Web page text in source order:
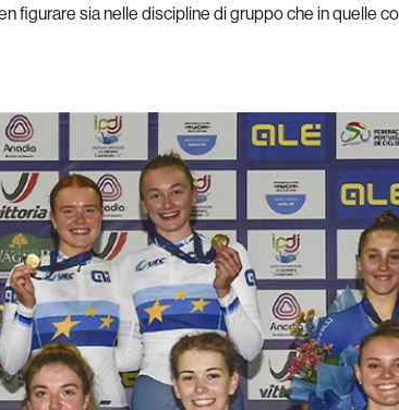
figurare sia nelle discipline di gruppo che in quelle